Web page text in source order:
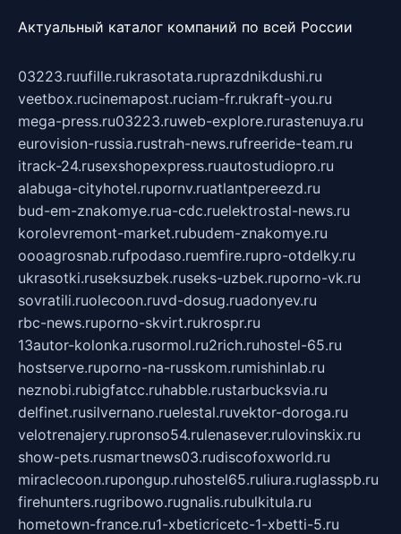
Актуальный каталог компаний по всей России
03223.ruufille.rukrasotata.ruprazdnikdushi.ru
veetbox.rucinemapost.ruciam-fr.rukraft-you.ru
mega-press.ru03223.ruweb-explore.rurastenuya.ru
eurovision-russia.rustrah-news.rufreeride-team.ru
itrack-24.rusexshopexpress.ruautostudiopro.ru
alabuga-cityhotel.rupornv.ruatlantpereezd.ru
bud-em-znakomye.rua-cdc.ruelektrostal-news.ru
korolevremont-market.rubudem-znakomye.ru
oooagrosnab.rufpodaso.ruemfire.rupro-otdelky.ru
ukrasotki.ruseksuzbek.ruseks-uzbek.ruporno-vk.ru
sovratili.ruolecoon.ruvd-dosug.ruadonyev.ru
rbc-news.ruporno-skvirt.rukrospr.ru
13autor-kolonka.rusormol.ru2rich.ruhostel-65.ru
hostserve.ruporno-na-russkom.rumishinlab.ru
neznobi.rubigfatcc.ruhabble.rustarbucksvia.ru
delfinet.rusilvernano.ruelestal.ruvektor-doroga.ru
velotrenajery.rupronso54.rulenasever.rulovinskix.ru
show-pets.rusmartnews03.rudiscofoxworld.ru
miraclecoon.rupongup.ruhostel65.ruliura.ruglasspb.ru
firehunters.rugribowo.rugnalis.rubulkitula.ru
hometown-france.ru1-xbeticricetc-1-xbetti-5.ru